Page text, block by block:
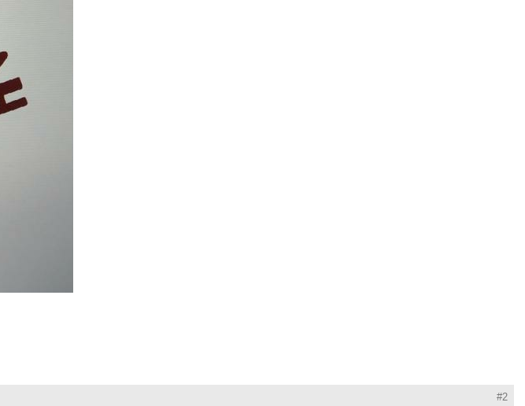
#2